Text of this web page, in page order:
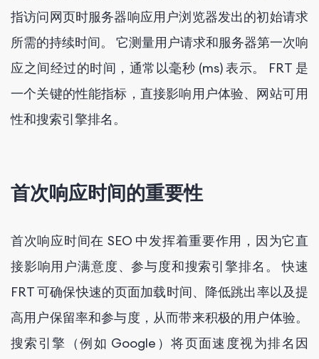
指访问网页时服务器响应用户浏览器发出的初始请求
所需的持续时间。 它测量用户请求和服务器第一次响
应之间经过的时间，通常以毫秒 (ms) 表示。 FRT 是
一个关键的性能指标，直接影响用户体验、网站可用
性和搜索引擎排名。
首次响应时间的重要性
首次响应时间在 SEO 中发挥着重要作用，因为它直
接影响用户满意度、参与度和搜索引擎排名。 快速
FRT 可确保快速的页面加载时间、降低跳出率以及提
高用户保留率和参与度，从而带来积极的用户体验。
搜索引擎（例如 Google）将页面速度视为排名因